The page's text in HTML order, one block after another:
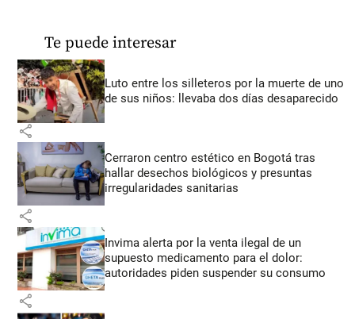
Te puede interesar
Luto entre los silleteros por la muerte de uno
de sus niños: llevaba dos días desaparecido
share
Cerraron centro estético en Bogotá tras
hallar desechos biológicos y presuntas
irregularidades sanitarias
share
Invima alerta por la venta ilegal de un
supuesto medicamento para el dolor:
autoridades piden suspender su consumo
share